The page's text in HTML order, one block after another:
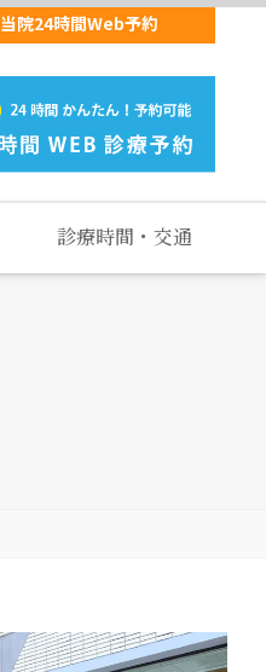
当院24時間Web予約
診療時間・交通